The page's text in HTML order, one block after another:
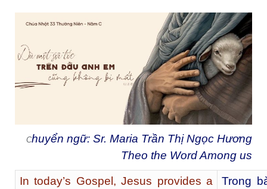
Chuyển ngữ: Sr. Maria Trần Thị Ngọc Hương
Theo the Word Among us
In today’s Gospel, Jesus provides a
Trong